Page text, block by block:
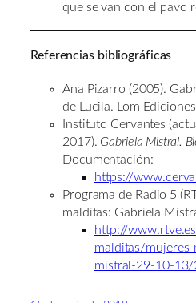
que se van con el pavo
Referencias bibliográficas
Ana Pizarro (2005).
de Lucila. Lom
Instituto Cervantes
2017). Gabriela Mistral.
Documentación:
https://
Programa de Radio 5
malditas: Gabriela
http://
malditas/
mistral-29-10-